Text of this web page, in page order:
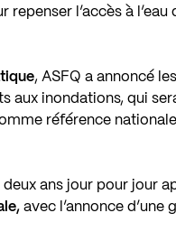
l’accès à l’eau
, ASFQ a annoncé
aux inondations, qui
référence
deux ans jour pour jour
avec l’annonce d’une